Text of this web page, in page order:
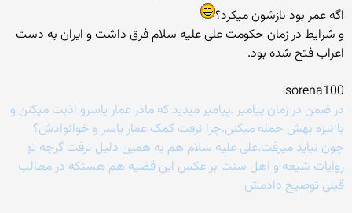
اگه عمر بود نازشون میکرد؟
و شرایط در زمان حکومت علی علیه سلام فرق داشت و ایران به دست
اعراب فتح شده بود.
sorena100
:
در ضمن در زمان پیامبر .پیامبر میدید که ماذر عمار یاسرو اذبت میکنن و
با نیزه بهش حمله میکنن.چرا نرفت کمک عمار یاسر و خوانوادش؟
چون نباید میرفت.علی علیه سلام هم به همین دلیل نرفت گرچه تو
روایات شیعه و اهل سنت بر عکس این قضیه هم هستکه در مطالب
قبلی توصیح دادمش